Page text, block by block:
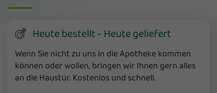
Heute bestellt - Heute geliefert
Wenn Sie nicht zu uns in die Apotheke kommen
können oder wollen, bringen wir Ihnen gern alles
an die Haustür. Kostenlos und schnell.